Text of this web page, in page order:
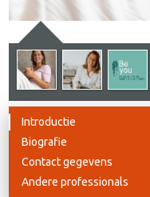
Introductie
Biografie
Contact gegevens
Andere professionals